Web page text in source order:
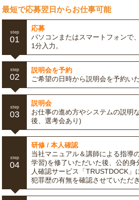
最短で応募翌日からお仕事可能
step
01
応募
パソコンまたはスマートフォンで
1分入力。
step
02
説明会を予約
ご希望の日時から説明会を予約い
step
03
説明会
お仕事の進め方やシステムの説明
後、選考会あり)
step
04
研修 / 本人確認
当社マニュアル＆講師による指導
学習)を修了いただいた後、公的身
人確認サービス「TRUSTDOCK」
犯罪歴の有無を確認させていただき